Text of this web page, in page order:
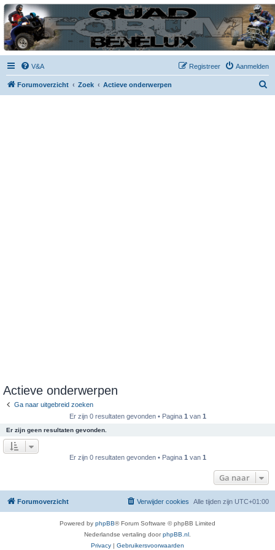
| QFB |
Hét quadforum van de Benelux
V&A Aanmelden
Registreer
Forumoverzicht Zoek Actieve onderwerpen
Actieve onderwerpen
Ga naar uitgebreid zoeken
Er zijn 0 resultaten gevonden • Pagina 1 van 1
Er zijn geen resultaten gevonden.
Er zijn 0 resultaten gevonden • Pagina 1 van 1
Ga naar
Forumoverzicht Alle tijden zijn UTC+01:00
Verwijder cookies
Powered by phpBB® Forum Software © phpBB Limited
Nederlandse vertaling doorphpBB.nl
Privacy | Gebruikersvoorwaarden